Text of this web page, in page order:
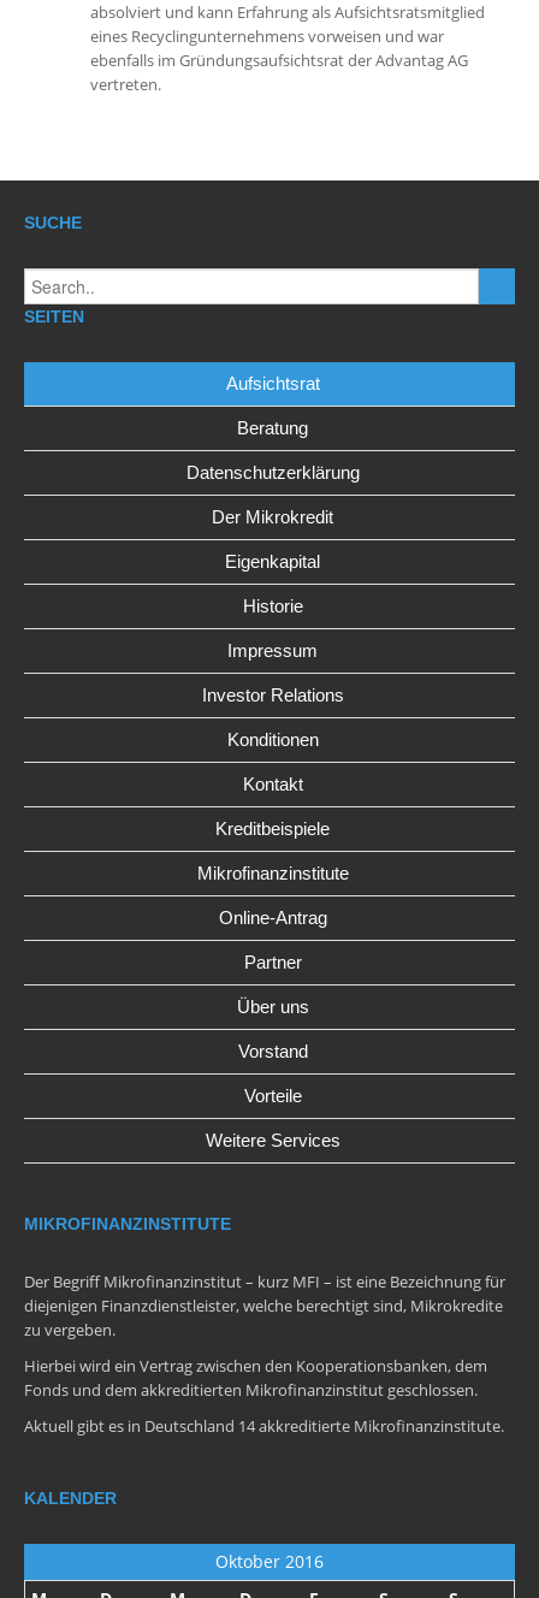
absolviert und kann Erfahrung als Aufsichtsratsmitglied
eines Recyclingunternehmens vorweisen und war
ebenfalls im Gründungsaufsichtsrat der Advantag AG
vertreten.
SUCHE
SEITEN
Aufsichtsrat
Beratung
Datenschutzerklärung
Der Mikrokredit
Eigenkapital
Historie
Impressum
Investor Relations
Konditionen
Kontakt
Kreditbeispiele
Mikrofinanzinstitute
Online-Antrag
Partner
Über uns
Vorstand
Vorteile
Weitere Services
MIKROFINANZINSTITUTE
Der Begriff Mikrofinanzinstitut – kurz MFI – ist eine Bezeichnung für
diejenigen Finanzdienstleister, welche berechtigt sind, Mikrokredite
zu vergeben.
Hierbei wird ein Vertrag zwischen den Kooperationsbanken, dem
Fonds und dem akkreditierten Mikrofinanzinstitut geschlossen.
Aktuell gibt es in Deutschland 14 akkreditierte Mikrofinanzinstitute.
KALENDER
Oktober 2016